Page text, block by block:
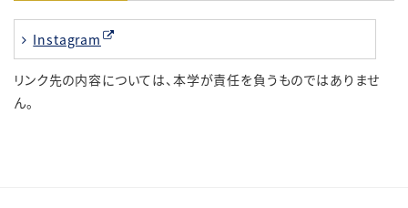
Instagram
リンク先の内容については、本学が責任を負うものではありませ
ん。